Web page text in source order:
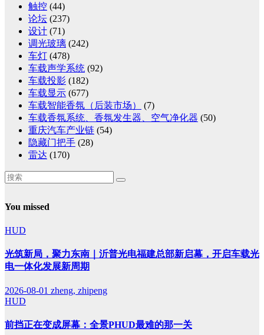
触控 (44)
论坛 (237)
设计 (71)
调光玻璃 (242)
车灯 (478)
车载声学系统 (92)
车载投影 (182)
车载显示 (677)
车载智能香氛（后装市场）
(7)
车载香氛系统、香氛发生器、空气净化器 (50)
重庆汽车产业链 (54)
隐藏门把手 (28)
雷达 (170)
You missed
HUD
光筑新局，聚力东南｜沂普光电福建总部新启幕，开启车载光
电一体化发展新周期
2026-08-01 zheng, zhipeng
HUD
前挡正在变成屏幕：全景PHUD最难的那一关